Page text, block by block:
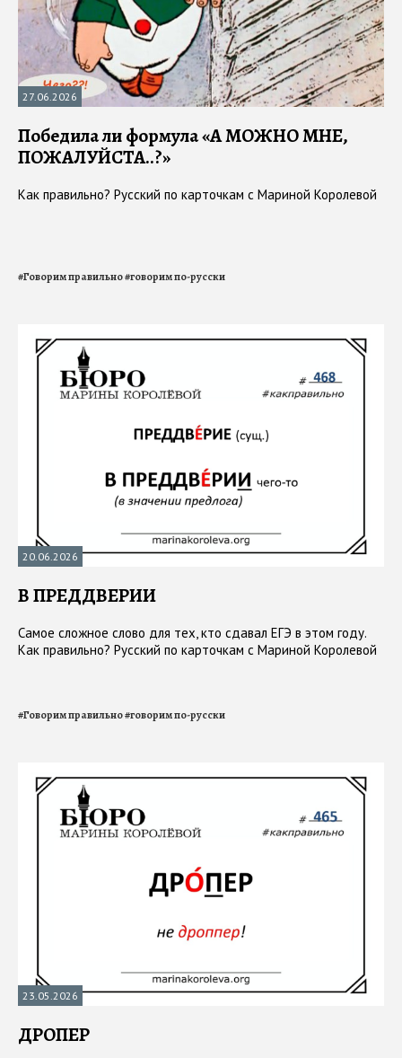
27.06.2026
Победила ли формула «А МОЖНО МНЕ,
ПОЖАЛУЙСТА..?»
Как правильно? Русский по карточкам с Мариной Королевой
#Говорим правильно#говорим по-русски
20.06.2026
В ПРЕДДВЕРИИ
Самое сложное слово для тех, кто сдавал ЕГЭ в этом году.
Как правильно? Русский по карточкам с Мариной Королевой
#Говорим правильно#говорим по-русски
23.05.2026
ДРОПЕР